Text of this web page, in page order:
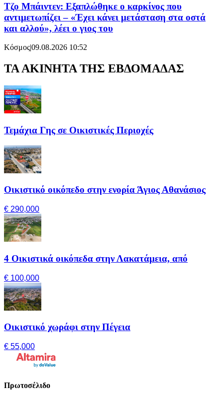
Τζο Μπάιντεν: Εξαπλώθηκε ο καρκίνος που
αντιμετωπίζει – «Έχει κάνει μετάσταση στα οστά
και αλλού», λέει ο γιος του
Κόσμος|09.08.2026 10:52
ΤΑ ΑΚΙΝΗΤΑ ΤΗΣ ΕΒΔΟΜΑΔΑΣ
Τεμάχια Γης σε Οικιστικές Περιοχές
Οικιστικό οικόπεδο στην ενορία Άγιος Αθανάσιος
€ 290,000
4 Οικιστικά οικόπεδα στην Λακατάμεια, από
€ 100,000
Οικιστικό χωράφι στην Πέγεια
€ 55,000
Πρωτοσέλιδο